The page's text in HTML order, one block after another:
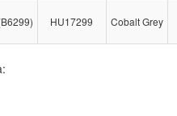
HU17299 Cobalt Grey